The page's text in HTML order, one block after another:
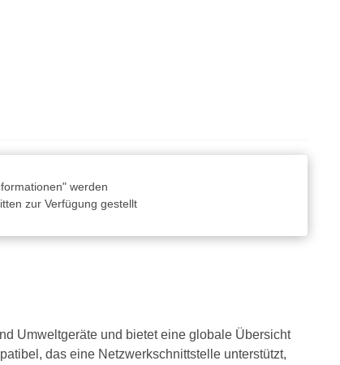
werden
zur Verfügung gestellt
Umweltgeräte und bietet eine globale Übersicht
das eine Netzwerkschnittstelle unterstützt,